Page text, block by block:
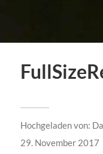
Hochgeladen von:
29. November 2017